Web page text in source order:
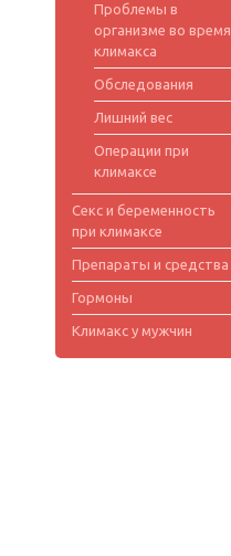
Проблемы в
организме во время
климакса
Обследования
Лишний вес
Операции при
климаксе
Секс и беременность
при климаксе
Препараты и средства
Гормоны
Климакс у мужчин